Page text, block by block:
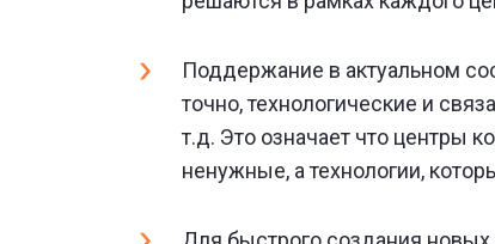
Поддержание в актуальном
точно, технологические и
т.д. Это означает что центры
ненужные, а технологии,